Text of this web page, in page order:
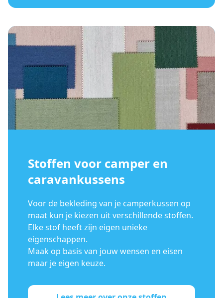
Stoffen voor camper en
caravankussens
Voor de bekleding van je camperkussen op
maat kun je kiezen uit verschillende stoffen.
Elke stof heeft zijn eigen unieke
eigenschappen.
Maak op basis van jouw wensen en eisen
maar je eigen keuze.